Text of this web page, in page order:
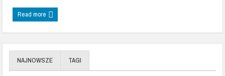
Read more
NAJNOWSZE TAGI